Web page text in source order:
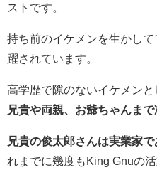
ストです。
持ち前のイケメンを生かし
躍されています。
高学歴で隙のないイケメンと
兄貴や両親、お爺ちゃんまで
兄貴の俊太郎さんは実業家
れまでに幾度もKing Gnuの